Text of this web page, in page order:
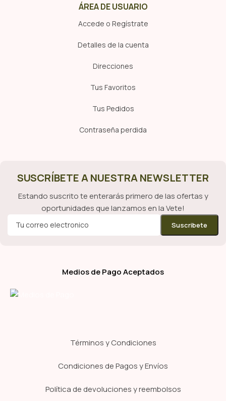
ÁREA DE USUARIO
Accede o Regístrate
Detalles de la cuenta
Direcciones
Tus Favoritos
Tus Pedidos
Contraseña perdida
SUSCRÍBETE A NUESTRA NEWSLETTER
Estando suscrito te enterarás primero de las ofertas y
oportunidades que lanzamos en la Vete!
Medios de Pago Aceptados
Términos y Condiciones
Condiciones de Pagos y Envíos
Política de devoluciones y reembolsos